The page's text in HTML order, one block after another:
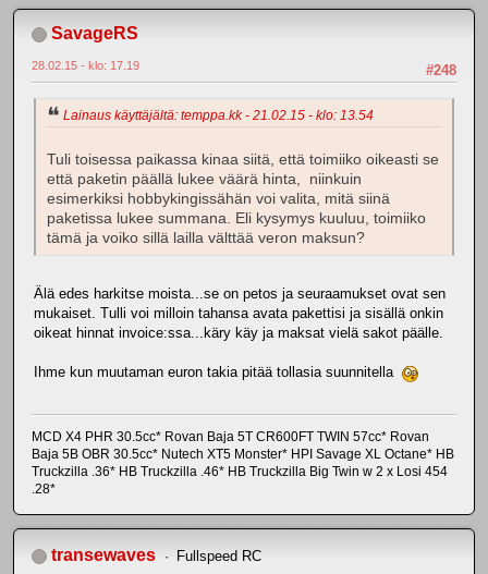
SavageRS
#248
28.02.15 - klo: 17.19
Lainaus käyttäjältä: temppa.kk - 21.02.15 - klo: 13.54
Tuli toisessa paikassa kinaa siitä, että toimiiko oikeasti se
että paketin päällä lukee väärä hinta, niinkuin
esimerkiksi hobbykingissähän voi valita, mitä siinä
paketissa lukee summana. Eli kysymys kuuluu, toimiiko
tämä ja voiko sillä lailla välttää veron maksun?
Älä edes harkitse moista...se on petos ja seuraamukset ovat sen
mukaiset. Tulli voi milloin tahansa avata pakettisi ja sisällä onkin
oikeat hinnat invoice:ssa...käry käy ja maksat vielä sakot päälle.
Ihme kun muutaman euron takia pitää tollasia suunnitella
MCD X4 PHR 30.5cc* Rovan Baja 5T CR600FT TWIN 57cc* Rovan
Baja 5B OBR 30.5cc* Nutech XT5 Monster* HPI Savage XL Octane* HB
Truckzilla .36* HB Truckzilla .46* HB Truckzilla Big Twin w 2 x Losi 454
.28*
transewaves Fullspeed RC